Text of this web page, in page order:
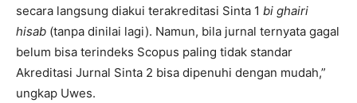
secara langsung diakui terakreditasi Sinta 1 bi ghairi
hisab (tanpa dinilai lagi). Namun, bila jurnal ternyata gagal
belum bisa terindeks Scopus paling tidak standar
Akreditasi Jurnal Sinta 2 bisa dipenuhi dengan mudah,”
ungkap Uwes.